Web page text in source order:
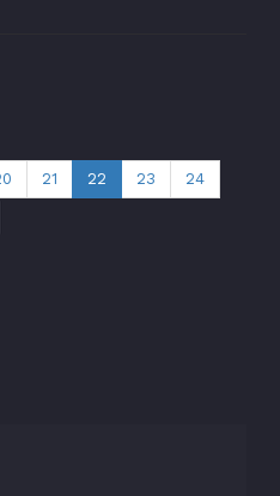
21 22 23 24